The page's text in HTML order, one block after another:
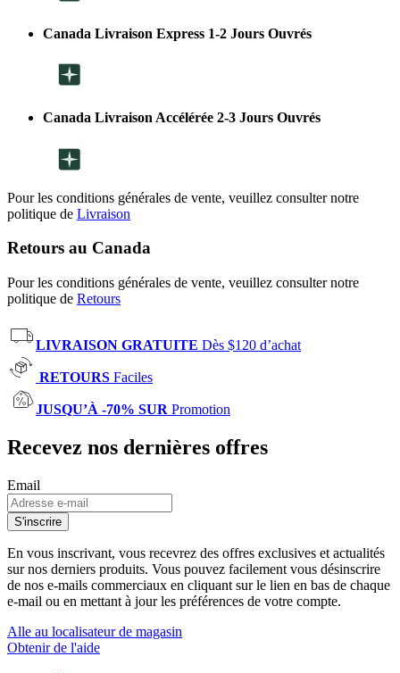
Canada Livraison Express 1-2 Jours Ouvrés
Canada Livraison Accélérée 2-3 Jours Ouvrés
Pour les conditions générales de vente, veuillez consulter notre
politique de Livraison
Retours au Canada
Pour les conditions générales de vente, veuillez consulter notre
politique de Retours
LIVRAISON GRATUITE Dès $120 d’achat
RETOURS Faciles
JUSQU’À -70% SUR Promotion
Recevez nos dernières offres
Email
S'inscrire
En vous inscrivant, vous recevrez des offres exclusives et actualités
sur nos derniers produits. Vous pouvez facilement vous désinscrire
de nos e-mails commerciaux en cliquant sur le lien en bas de chaque
e-mail ou en mettant à jour les préférences de votre compte.
Alle au localisateur de magasin
Obtenir de l'aide